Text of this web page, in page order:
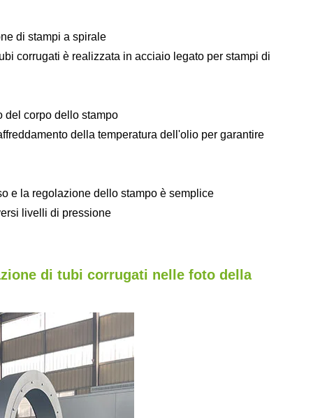
di stampi a spirale
corrugati è realizzata in acciaio legato per stampi di
del corpo dello stampo
della temperatura dell'olio per garantire
e la regolazione dello stampo è semplice
livelli di pressione
di tubi corrugati nelle foto della